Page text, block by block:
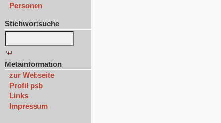
Personen
Stichwortsuche
Metainformation
zur Webseite
Profil psb
Links
Impressum